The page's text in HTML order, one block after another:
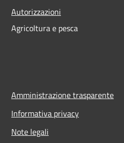
Autorizzazioni
Agricoltura e pesca
Amministrazione trasparente
Informativa privacy
Note legali